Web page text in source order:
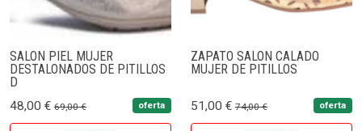
SALON PIEL MUJER
DESTALONADOS DE PITILLOS
D
48,00 € 69,00 € oferta
ZAPATO SALON CALADO
MUJER DE PITILLOS
51,00 € 74,00 € oferta